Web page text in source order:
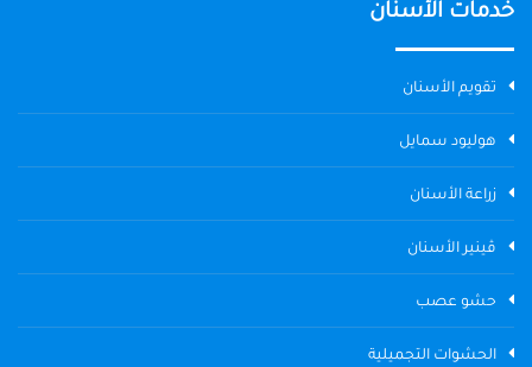
خدمات الأسنان
تقويم الأسنان
هوليود سمايل
زراعة الأسنان
ڤينير الأسنان
حشو عصب
الحشوات التجميلية